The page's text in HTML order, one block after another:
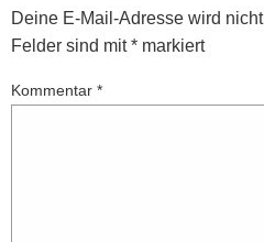
Deine E-Mail-Adresse wird
Felder sind mit* markiert
Kommentar *